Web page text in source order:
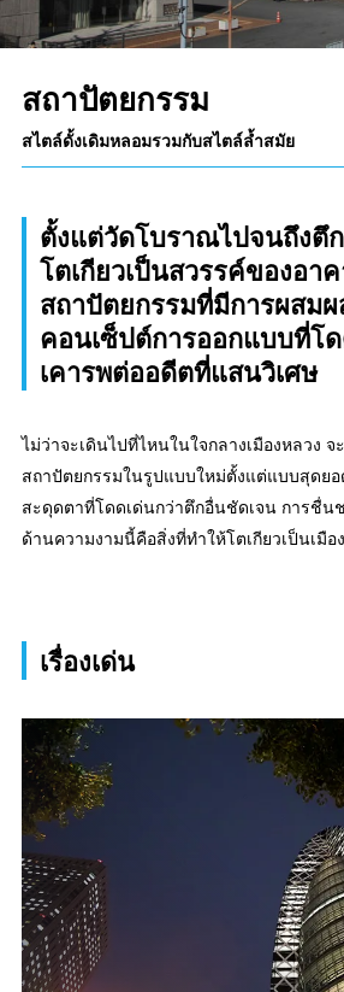
สถาปัตยกรรม
สไตล์ดั้งเดิมหลอมรวมกับสไตล์ล้ำสมัย
ตั้งแต่วัดโบราณไปจนถึงตึ
โตเกียวเป็นสวรรค์ของอา
สถาปัตยกรรมที่มีการผสม
คอนเซ็ปต์การออกแบบที่โ
เคารพต่ออดีตที่แสนวิเศษ
ไม่ว่าจะเดินไปที่ไหนในใจกลางเมืองหลวง จ
สถาปัตยกรรมในรูปแบบใหม่ตั้งแต่แบบสุดย
สะดุดตาที่โดดเด่นกว่าตึกอื่นชัดเจน การชื่น
ด้านความงามนี้คือสิ่งที่ทำให้โตเกียวเป็นเมื
เรื่องเด่น